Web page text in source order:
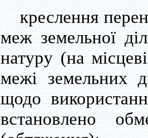
креслення
меж земельної
натуру (на
межі земельних
щодо
встановлено